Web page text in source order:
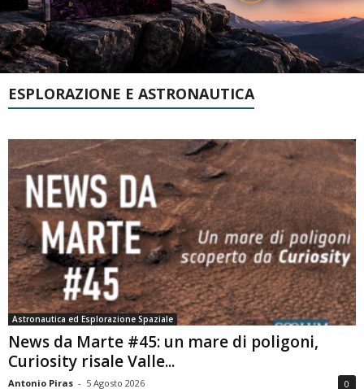
ESPLORAZIONE E ASTRONAUTICA
Astronautica ed Esplorazione Spaziale
News da Marte #45: un mare di poligoni,
Curiosity risale Valle...
Antonio Piras - 5 Agosto 2026 0